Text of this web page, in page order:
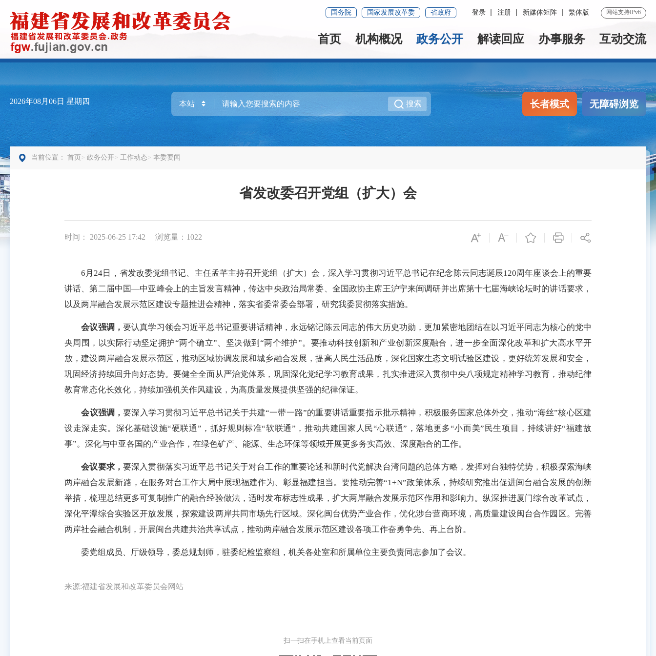
国务院 国家发展改革委 省政府 登录 注册 新媒体矩阵 繁体版 网站支持IPv6
首页 机构概况 政务公开 解读回应 办事服务 互动交流
2026年08月06日 星期四 搜索 长者模式 无障碍浏览
当前位置： 首页 政务公开 工作动态 本委要闻
省发改委召开党组（扩大）会
时间： 2025-06-25 17:42 浏览量：1022
6月24日，省发改委党组书记、主任孟芊主持召开党组（扩大）会，深入学习贯彻习近平总书记在纪念陈云同志诞辰120周年座谈会上的重要
讲话、第二届中国—中亚峰会上的主旨发言精神，传达中央政治局常委、全国政协主席王沪宁来闽调研并出席第十七届海峡论坛时的讲话要求，
以及两岸融合发展示范区建设专题推进会精神，落实省委常委会部署，研究我委贯彻落实措施。
会议强调，要认真学习领会习近平总书记重要讲话精神，永远铭记陈云同志的伟大历史功勋，更加紧密地团结在以习近平同志为核心的党中
央周围，以实际行动坚定拥护“两个确立”、坚决做到“两个维护”。要推动科技创新和产业创新深度融合，进一步全面深化改革和扩大高水平开
放，建设两岸融合发展示范区，推动区域协调发展和城乡融合发展，提高人民生活品质，深化国家生态文明试验区建设，更好统筹发展和安全，
巩固经济持续回升向好态势。要健全全面从严治党体系，巩固深化党纪学习教育成果，扎实推进深入贯彻中央八项规定精神学习教育，推动纪律
教育常态化长效化，持续加强机关作风建设，为高质量发展提供坚强的纪律保证。
会议强调，要深入学习贯彻习近平总书记关于共建“一带一路”的重要讲话重要指示批示精神，积极服务国家总体外交，推动“海丝”核心区建
设走深走实。深化基础设施“硬联通”，抓好规则标准“软联通”，推动共建国家人民“心联通”，落地更多“小而美”民生项目，持续讲好“福建故
事”。深化与中亚各国的产业合作，在绿色矿产、能源、生态环保等领域开展更多务实高效、深度融合的工作。
会议要求，要深入贯彻落实习近平总书记关于对台工作的重要论述和新时代党解决台湾问题的总体方略，发挥对台独特优势，积极探索海峡
两岸融合发展新路，在服务对台工作大局中展现福建作为、彰显福建担当。要推动完善“1+N”政策体系，持续研究推出促进闽台融合发展的创新
举措，梳理总结更多可复制推广的融合经验做法，适时发布标志性成果，扩大两岸融合发展示范区作用和影响力。纵深推进厦门综合改革试点，
深化平潭综合实验区开放发展，探索建设两岸共同市场先行区域。深化闽台优势产业合作，优化涉台营商环境，高质量建设闽台合作园区。完善
两岸社会融合机制，开展闽台共建共治共享试点，推动两岸融合发展示范区建设各项工作奋勇争先、再上台阶。
委党组成员、厅级领导，委总规划师，驻委纪检监察组，机关各处室和所属单位主要负责同志参加了会议。
来源:福建省发展和改革委员会网站
扫一扫在手机上查看当前页面